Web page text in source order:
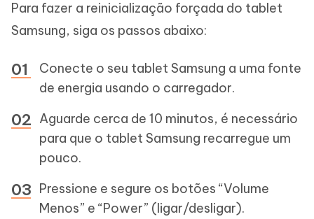
Para fazer a reinicialização forçada do tablet
Samsung, siga os passos abaixo:
Conecte o seu tablet Samsung a uma fonte
de energia usando o carregador.
Aguarde cerca de 10 minutos, é necessário
para que o tablet Samsung recarregue um
pouco.
Pressione e segure os botões “Volume
Menos” e “Power” (ligar/desligar).